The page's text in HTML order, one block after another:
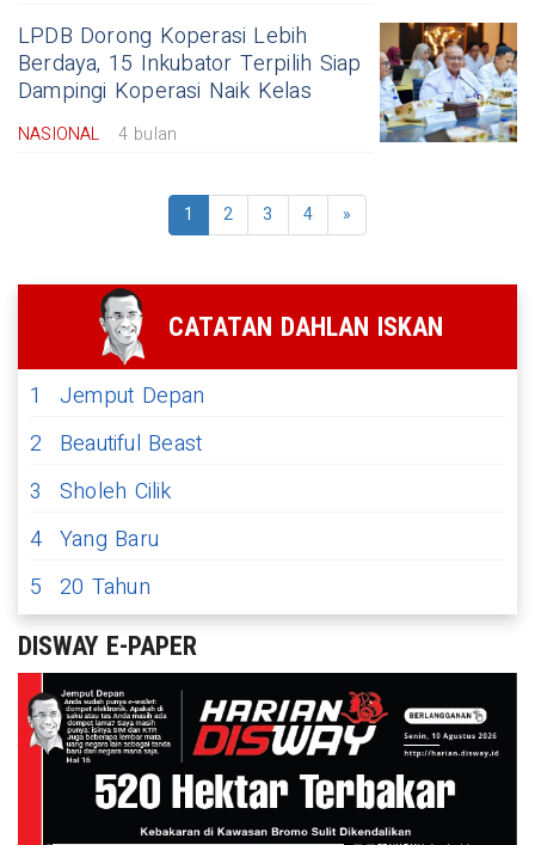
LPDB Dorong Koperasi Lebih
Berdaya, 15 Inkubator Terpilih Siap
Dampingi Koperasi Naik Kelas
NASIONAL 4 bulan
1 2 3 4 »
CATATAN DAHLAN ISKAN
1
Jemput Depan
2
Beautiful Beast
3
Sholeh Cilik
4 Yang Baru
5 20 Tahun
DISWAY E-PAPER